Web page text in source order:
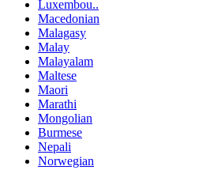
Luxembou..
Macedonian
Malagasy
Malay
Malayalam
Maltese
Maori
Marathi
Mongolian
Burmese
Nepali
Norwegian